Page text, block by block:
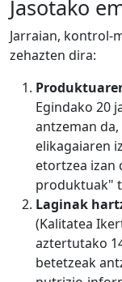
Jasotako
Jarraian, kontrol-
zehazten dira:
Egindako 20
antzeman
elikagaiaren
etortzea izan
produktuak"
Laginak
(Kalitatea
aztertutako
betetzeak